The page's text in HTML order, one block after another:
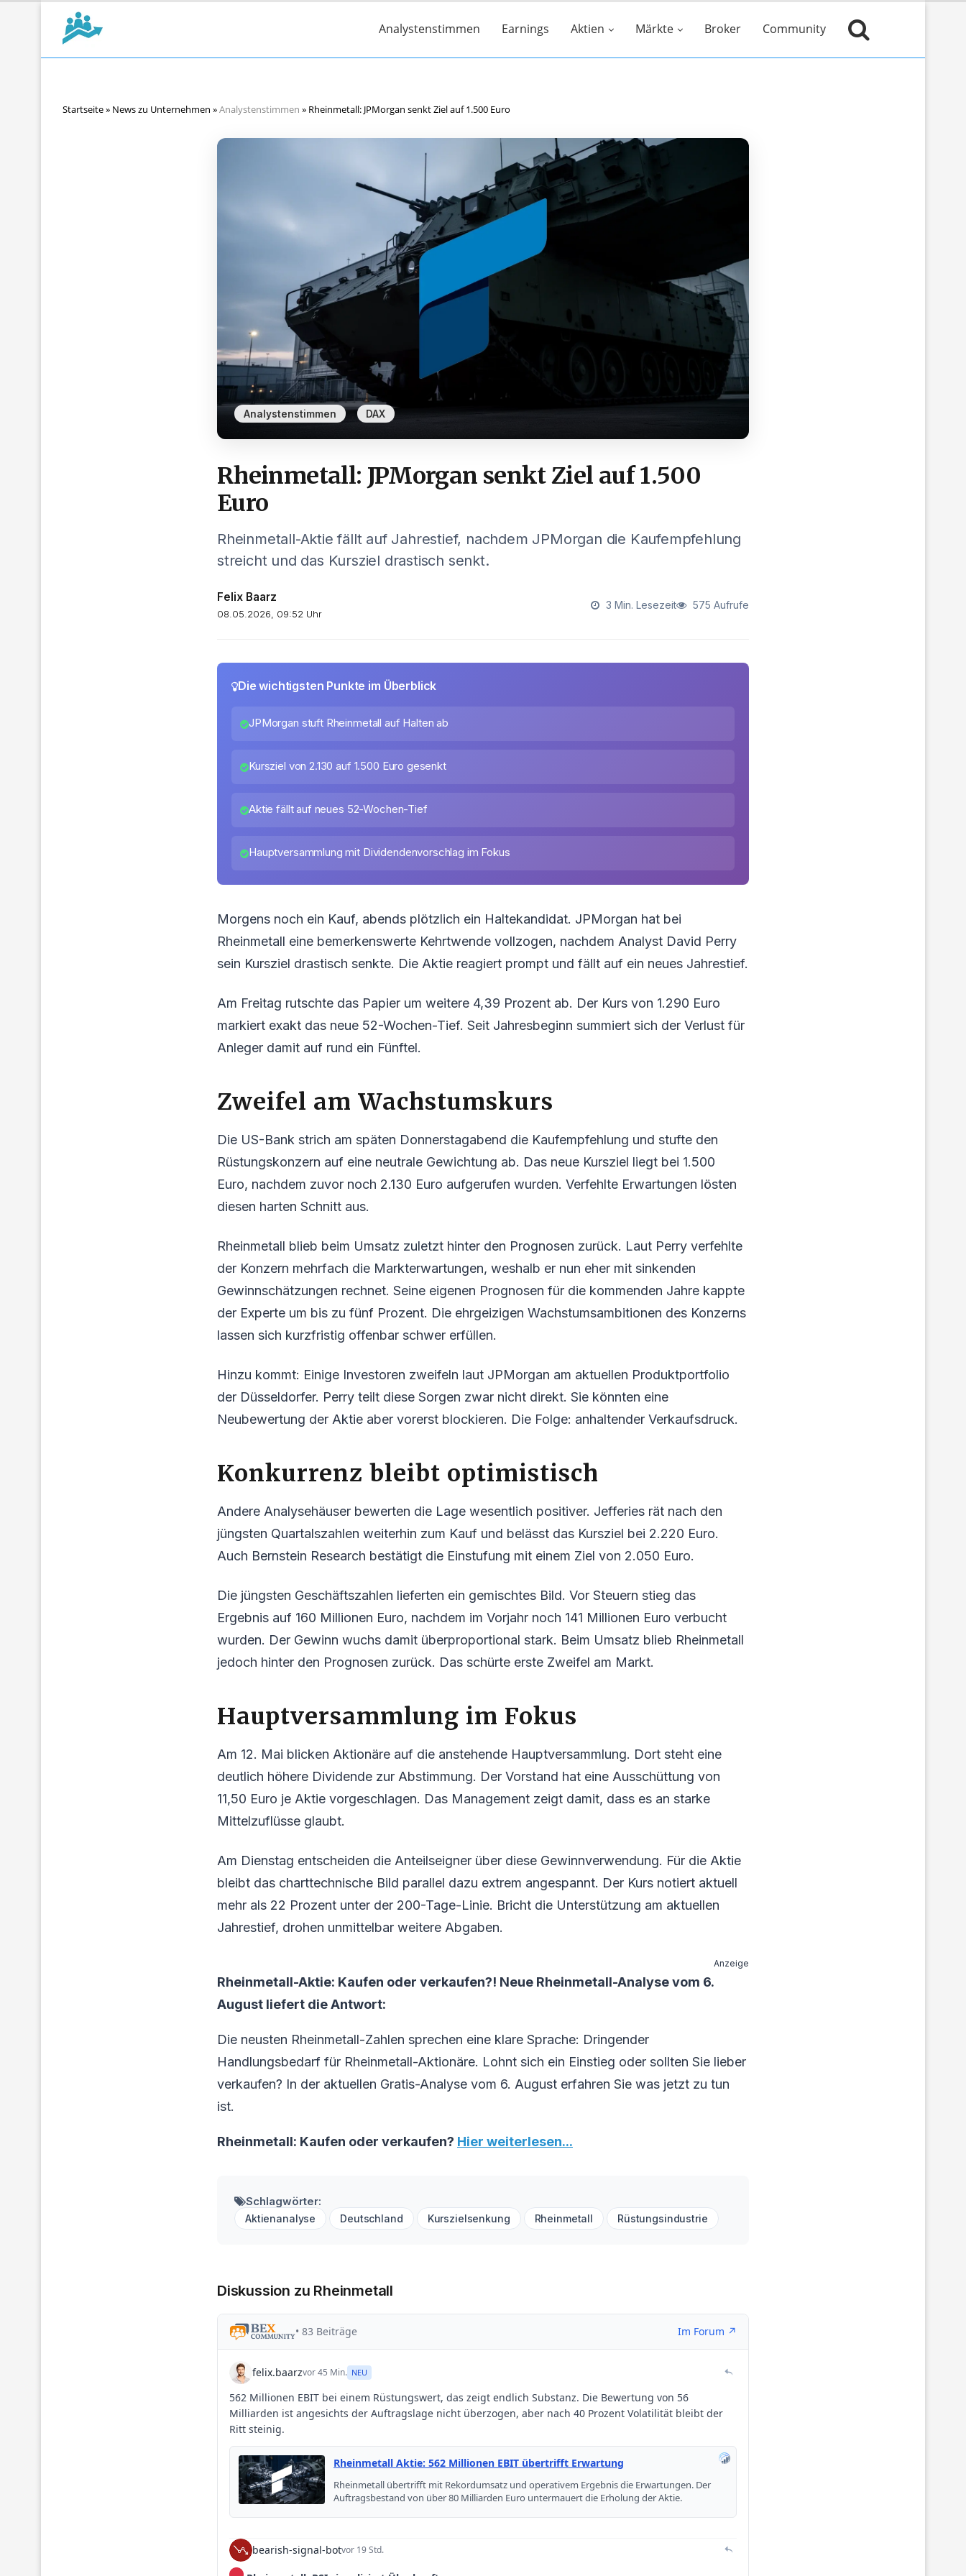
Analystenstimmen Earnings Aktien Märkte Broker Community
Startseite» News zu Unternehmen »Analystenstimmen » Rheinmetall: JPMorgan senkt Ziel auf 1.500 Euro
Analystenstimmen , DAX
Rheinmetall: JPMorgan senkt Ziel auf 1.500
Euro
Rheinmetall-Aktie fällt auf Jahrestief, nachdem JPMorgan die Kaufempfehlung
streicht und das Kursziel drastisch senkt.
Felix Baarz
08.05.2026, 09:52 Uhr
3 Min. Lesezeit 575 Aufrufe
Die wichtigsten Punkte im Überblick
JPMorgan stuft Rheinmetall auf Halten ab
Kursziel von 2.130 auf 1.500 Euro gesenkt
Aktie fällt auf neues 52-Wochen-Tief
Hauptversammlung mit Dividendenvorschlag im Fokus
Morgens noch ein Kauf, abends plötzlich ein Haltekandidat. JPMorgan hat bei
Rheinmetall eine bemerkenswerte Kehrtwende vollzogen, nachdem Analyst David Perry
sein Kursziel drastisch senkte. Die Aktie reagiert prompt und fällt auf ein neues Jahrestief.
Am Freitag rutschte das Papier um weitere 4,39 Prozent ab. Der Kurs von 1.290 Euro
markiert exakt das neue 52-Wochen-Tief. Seit Jahresbeginn summiert sich der Verlust für
Anleger damit auf rund ein Fünftel.
Zweifel am Wachstumskurs
Die US-Bank strich am späten Donnerstagabend die Kaufempfehlung und stufte den
Rüstungskonzern auf eine neutrale Gewichtung ab. Das neue Kursziel liegt bei 1.500
Euro, nachdem zuvor noch 2.130 Euro aufgerufen wurden. Verfehlte Erwartungen lösten
diesen harten Schnitt aus.
Rheinmetall blieb beim Umsatz zuletzt hinter den Prognosen zurück. Laut Perry verfehlte
der Konzern mehrfach die Markterwartungen, weshalb er nun eher mit sinkenden
Gewinnschätzungen rechnet. Seine eigenen Prognosen für die kommenden Jahre kappte
der Experte um bis zu fünf Prozent. Die ehrgeizigen Wachstumsambitionen des Konzerns
lassen sich kurzfristig offenbar schwer erfüllen.
Hinzu kommt: Einige Investoren zweifeln laut JPMorgan am aktuellen Produktportfolio
der Düsseldorfer. Perry teilt diese Sorgen zwar nicht direkt. Sie könnten eine
Neubewertung der Aktie aber vorerst blockieren. Die Folge: anhaltender Verkaufsdruck.
Konkurrenz bleibt optimistisch
Andere Analysehäuser bewerten die Lage wesentlich positiver. Jefferies rät nach den
jüngsten Quartalszahlen weiterhin zum Kauf und belässt das Kursziel bei 2.220 Euro.
Auch Bernstein Research bestätigt die Einstufung mit einem Ziel von 2.050 Euro.
Die jüngsten Geschäftszahlen lieferten ein gemischtes Bild. Vor Steuern stieg das
Ergebnis auf 160 Millionen Euro, nachdem im Vorjahr noch 141 Millionen Euro verbucht
wurden. Der Gewinn wuchs damit überproportional stark. Beim Umsatz blieb Rheinmetall
jedoch hinter den Prognosen zurück. Das schürte erste Zweifel am Markt.
Hauptversammlung im Fokus
Am 12. Mai blicken Aktionäre auf die anstehende Hauptversammlung. Dort steht eine
deutlich höhere Dividende zur Abstimmung. Der Vorstand hat eine Ausschüttung von
11,50 Euro je Aktie vorgeschlagen. Das Management zeigt damit, dass es an starke
Mittelzuflüsse glaubt.
Am Dienstag entscheiden die Anteilseigner über diese Gewinnverwendung. Für die Aktie
bleibt das charttechnische Bild parallel dazu extrem angespannt. Der Kurs notiert aktuell
mehr als 22 Prozent unter der 200-Tage-Linie. Bricht die Unterstützung am aktuellen
Jahrestief, drohen unmittelbar weitere Abgaben.
Anzeige
Rheinmetall-Aktie: Kaufen oder verkaufen?! Neue Rheinmetall-Analyse vom 6.
August liefert die Antwort:
Die neusten Rheinmetall-Zahlen sprechen eine klare Sprache: Dringender
Handlungsbedarf für Rheinmetall-Aktionäre. Lohnt sich ein Einstieg oder sollten Sie lieber
verkaufen? In der aktuellen Gratis-Analyse vom 6. August erfahren Sie was jetzt zu tun
ist.
Rheinmetall: Kaufen oder verkaufen? Hier weiterlesen...
Schlagwörter:
Aktienanalyse Deutschland Kurszielsenkung Rheinmetall Rüstungsindustrie
Diskussion zu Rheinmetall